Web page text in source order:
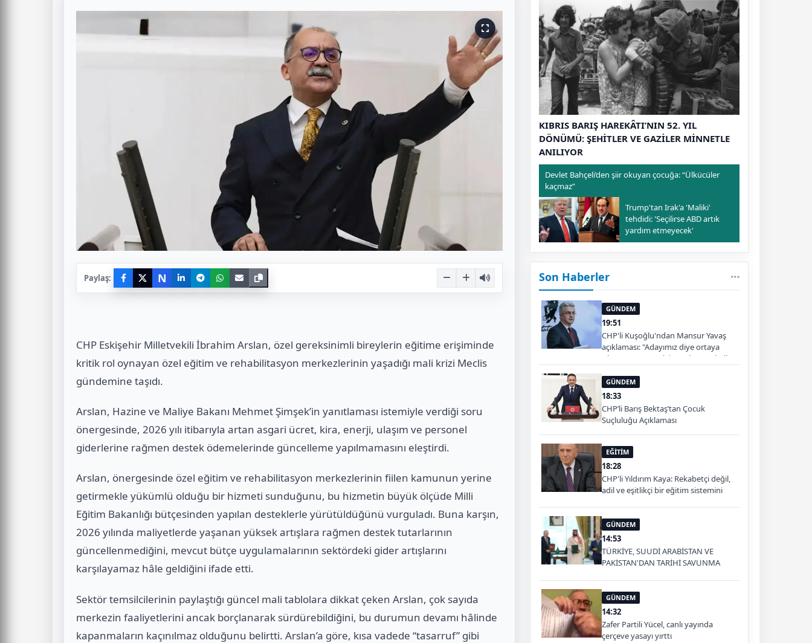
Paylaş: N
CHP Eskişehir Milletvekili İbrahim Arslan, özel gereksinimli bireylerin eğitime erişiminde
kritik rol oynayan özel eğitim ve rehabilitasyon merkezlerinin yaşadığı mali krizi Meclis
gündemine taşıdı.
Arslan, Hazine ve Maliye Bakanı Mehmet Şimşek’in yanıtlaması istemiyle verdiği soru
önergesinde, 2026 yılı itibarıyla artan asgari ücret, kira, enerji, ulaşım ve personel
giderlerine rağmen destek ödemelerinde güncelleme yapılmamasını eleştirdi.
Arslan, önergesinde özel eğitim ve rehabilitasyon merkezlerinin fiilen kamunun yerine
getirmekle yükümlü olduğu bir hizmeti sunduğunu, bu hizmetin büyük ölçüde Milli
Eğitim Bakanlığı bütçesinden yapılan desteklerle yürütüldüğünü vurguladı. Buna karşın,
2026 yılında maliyetlerde yaşanan yüksek artışlara rağmen destek tutarlarının
güncellenmediğini, mevcut bütçe uygulamalarının sektördeki gider artışlarını
karşılayamaz hâle geldiğini ifade etti.
Sektör temsilcilerinin paylaştığı güncel mali tablolara dikkat çeken Arslan, çok sayıda
merkezin faaliyetlerini ancak borçlanarak sürdürebildiğini, bu durumun devamı hâlinde
kapanmaların kaçınılmaz olduğunu belirtti. Arslan’a göre, kısa vadede “tasarruf” gibi
KIBRIS BARIŞ HAREKÂTI’NIN 52. YIL
DÖNÜMÜ: ŞEHİTLER VE GAZİLER MİNNETLE
ANILIYOR
Devlet Bahçeli’den şiir okuyan çocuğa: “Ülkücüler
kaçmaz”
Trump'tan Irak'a 'Maliki'
tehdidi: 'Seçilirse ABD artık
yardım etmeyecek'
Son Haberler
GÜNDEM
19:51
CHP'li Kuşoğlu'ndan Mansur Yavaş
açıklaması: "Adayımız diye ortaya
çıkartıp yıpratmak istemiyoruz, halkın
GÜNDEM
18:33
CHP’li Barış Bektaş’tan Çocuk
Suçluluğu Açıklaması
EĞİTİM
18:28
CHP'li Yıldırım Kaya: Rekabetçi değil,
adil ve eşitlikçi bir eğitim sistemini
GÜNDEM
14:53
TÜRKİYE, SUUDİ ARABİSTAN VE
PAKİSTAN'DAN TARİHİ SAVUNMA
GÜNDEM
14:32
Zafer Partili Yücel, canlı yayında
çerçeve yasayı yırttı